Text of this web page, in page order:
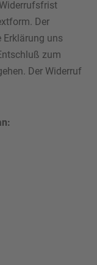
Der
Erklärung uns
zum
Der Widerruf